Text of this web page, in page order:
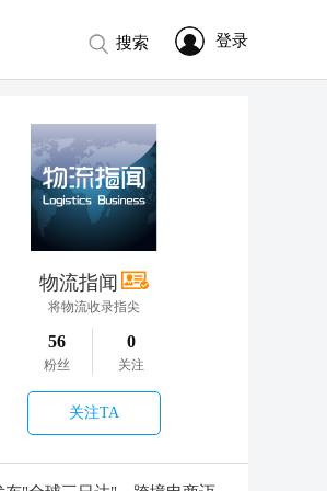
登录
搜索
物流指闻
将物流收录指尖
56
粉丝
0
关注
关注TA